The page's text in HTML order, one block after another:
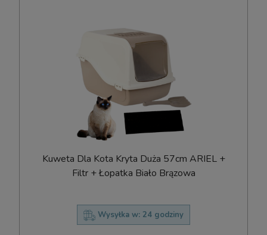
Kuweta Dla Kota Kryta Duża 57cm ARIEL +
Filtr + Łopatka Biało Brązowa
Wysyłka w: 24 godziny